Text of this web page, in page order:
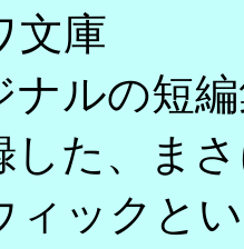
文庫
ルの短
した、ま
ィックと